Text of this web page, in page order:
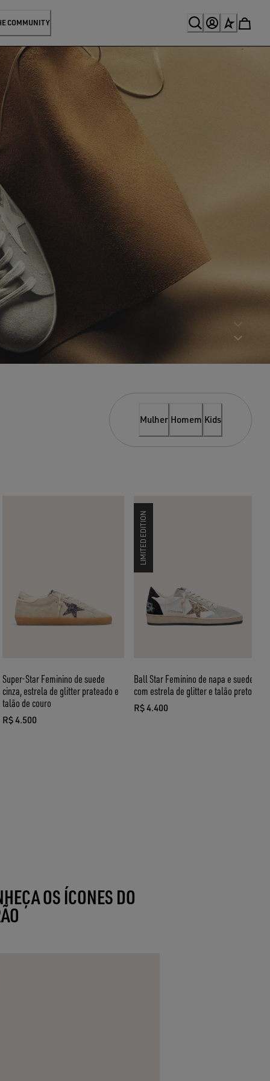
COMMUNITY
Mulher Homem Kids
Super-Star Feminino de suede
cinza, estrela de glitter prateado e
talão de couro
R$ 4.500
preço atual R$ 4.500
Ball Star Feminino de napa e suede
com estrela de glitter e talão preto
R$ 4.400
preço atual R$ 4.400
LIMITED EDITION
OS ÍCONES DO